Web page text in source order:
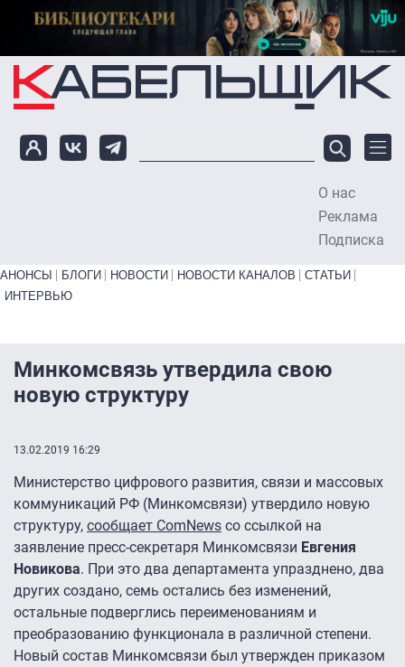
Перейти к основному содержанию
О нас
Реклама
Подписка
Primary links bottom
АНОНСЫ БЛОГИ НОВОСТИ НОВОСТИ КАНАЛОВ
СТАТЬИ
ИНТЕРВЬЮ
Минкомсвязь утвердила свою
новую структуру
13.02.2019 16:29
Министерство цифрового развития, связи и массовых
коммуникаций РФ (Минкомсвязи) утвердило новую
структуру, сообщает ComNews со ссылкой на
заявление пресс-секретаря Минкомсвязи Евгения
Новикова. При это два департамента упразднено, два
других создано, семь остались без изменений,
остальные подверглись переименованиям и
преобразованию функционала в различной степени.
Новый состав Минкомсвязи был утвержден приказом